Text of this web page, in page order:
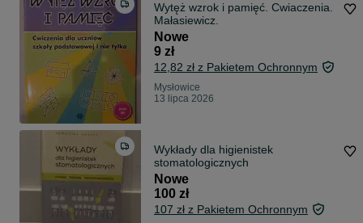
Wytęż wzrok i pamięć. Cwiaczenia.
Małasiewicz.
Nowe
9 zł
12,82 zł z Pakietem Ochronnym
Mysłowice
13 lipca 2026
Wykłady dla higienistek
stomatologicznych
Nowe
100 zł
107 zł z Pakietem Ochronnym